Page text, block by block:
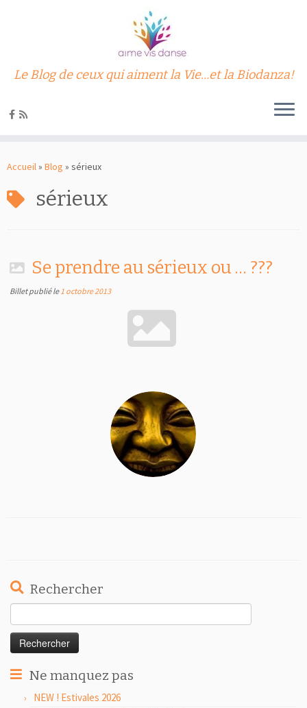
au
Le Blog de ceux qui aiment la Vie…et la Biodanza!
Accueil» Blog » sérieux
sérieux
Se prendre au sérieux ou … ???
Billet publié le1 octobre 2013
Rechercher
Ne manquez pas
NEW ! Estivales 2026